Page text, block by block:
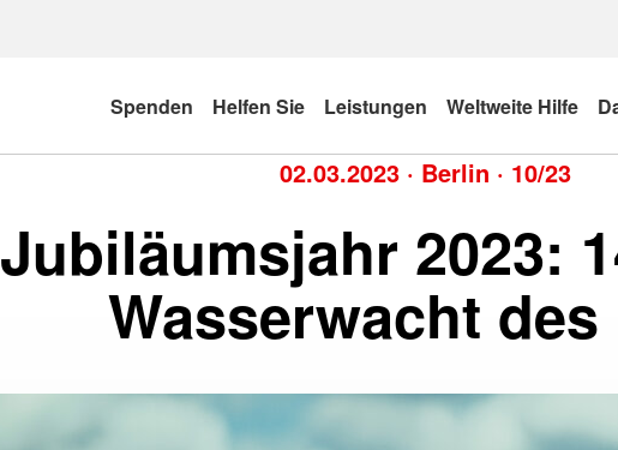
Spenden Helfen Sie Leistungen Weltweite Hilfe
02.03.2023 · Berlin · 10/23
Jubiläumsjahr 2023:
Wasserwacht des